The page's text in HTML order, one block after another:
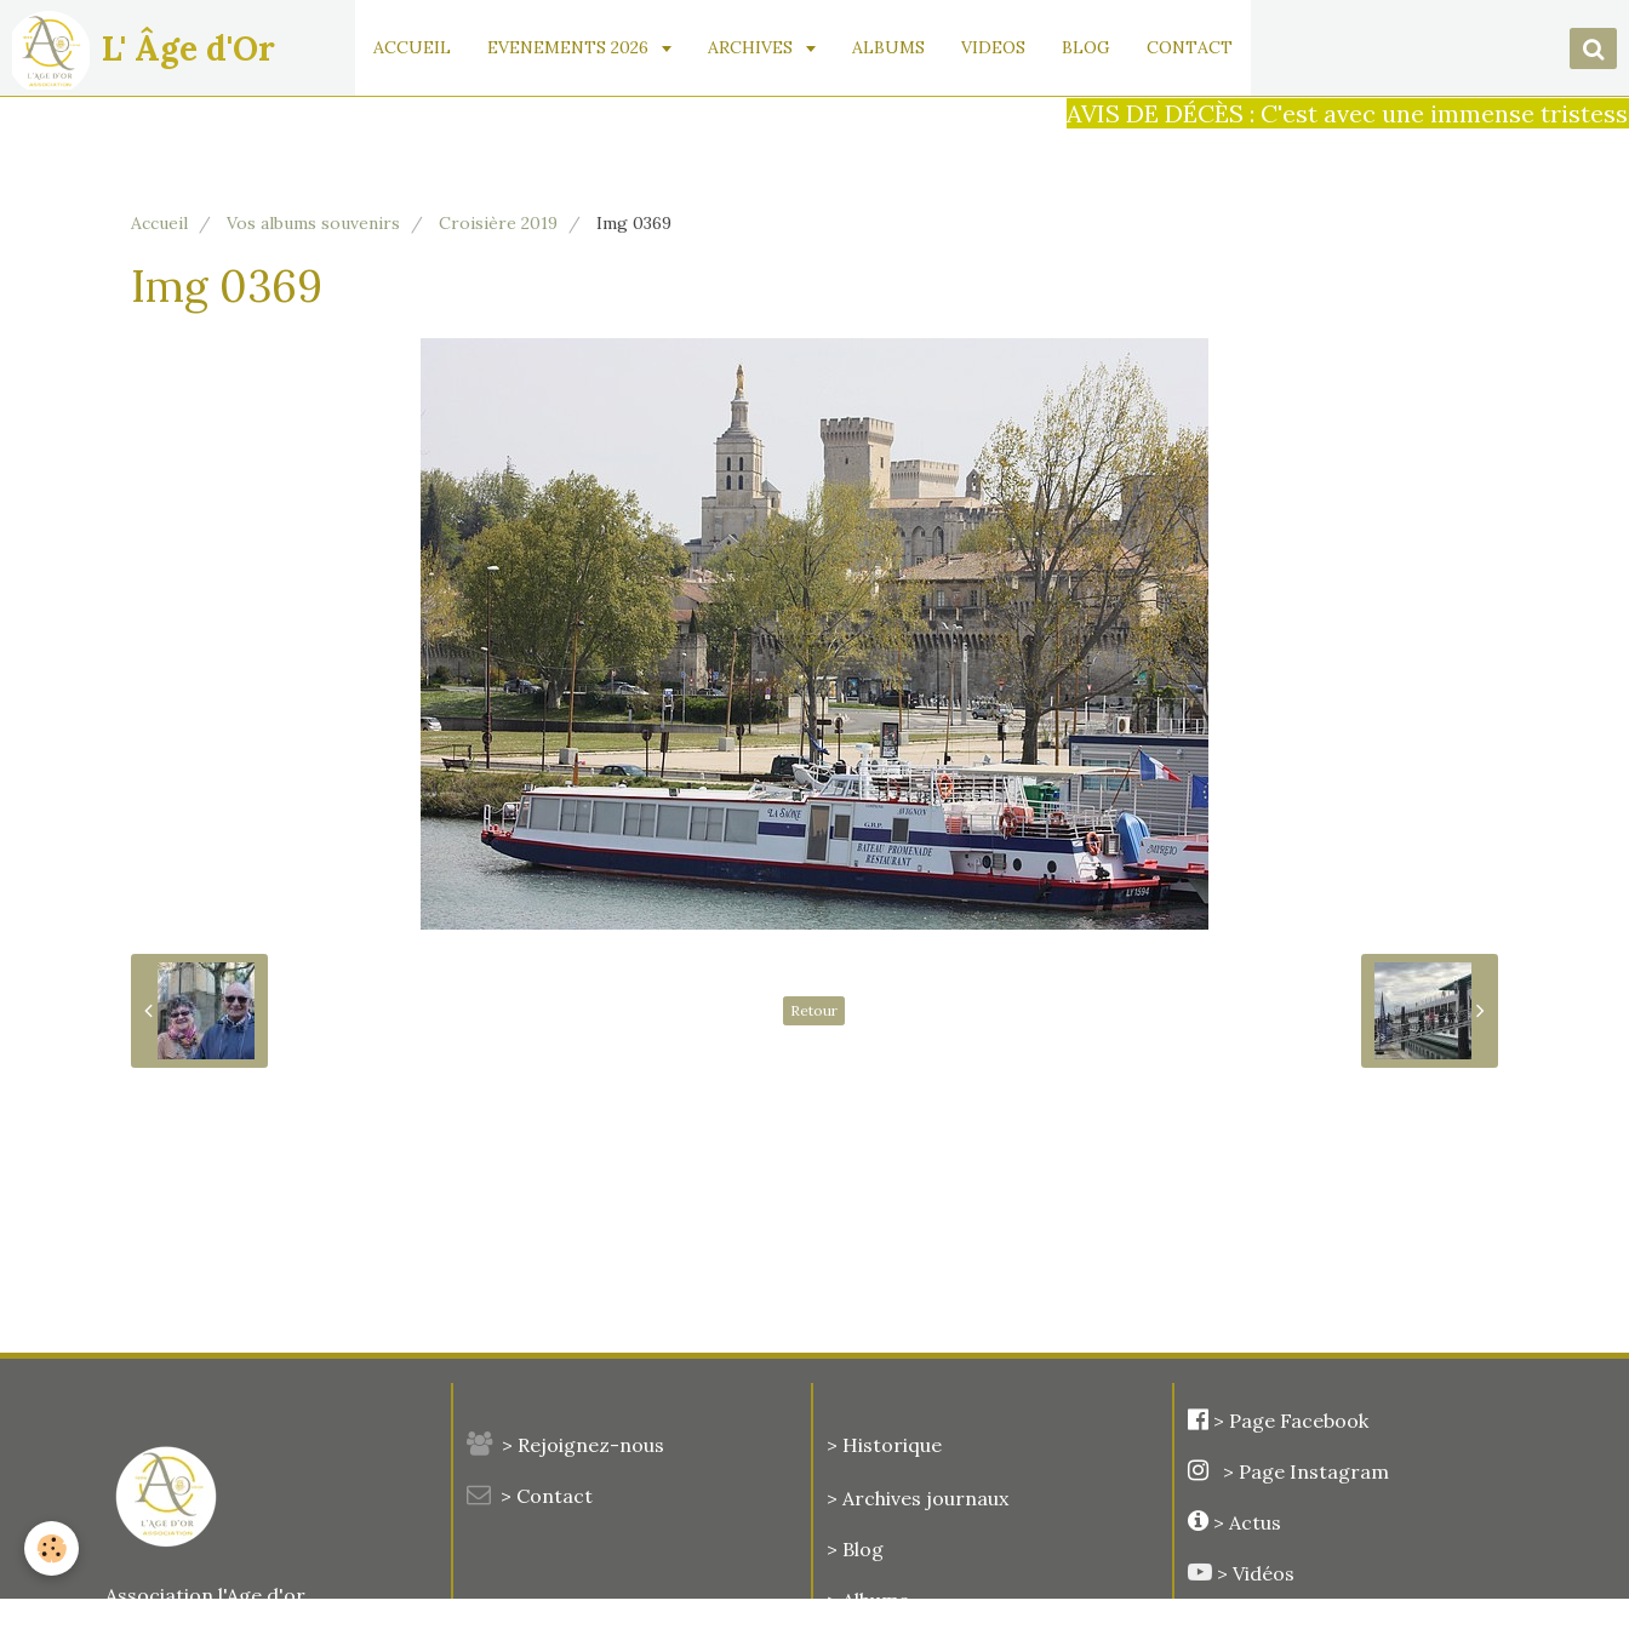
AVIS DE DÉCÈS : C'est avec une immense
L' Âge d'Or ACCUEIL EVENEMENTS 2026 ARCHIVES ALBUMS VIDEOS BLOG CONTACT
Accueil Vos albums souvenirs Croisière 2019 Img 0369
Img 0369
Retour
Association l'Age d'or
> Rejoignez-nous
> Contact
> Historique
> Archives journaux
> Blog
> Albums
> Page Facebook
> Page Instagram
> Actus
> Vidéos